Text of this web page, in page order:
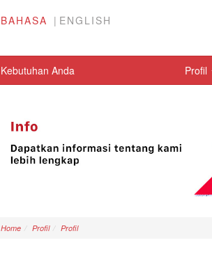
BAHASA ENGLISH
Kebutuhan Anda Profil
Home Profil Profil